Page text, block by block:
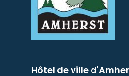
Hôtel de ville